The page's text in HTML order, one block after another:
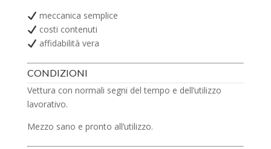
meccanica semplice
costi contenuti
affidabilità vera
CONDIZIONI
Vettura con normali segni del tempo e dell’utilizzo
lavorativo.
Mezzo sano e pronto all’utilizzo.